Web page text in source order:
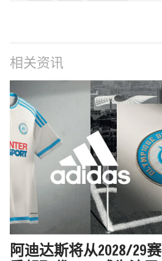
相关资讯
阿迪达斯将从2028/29赛